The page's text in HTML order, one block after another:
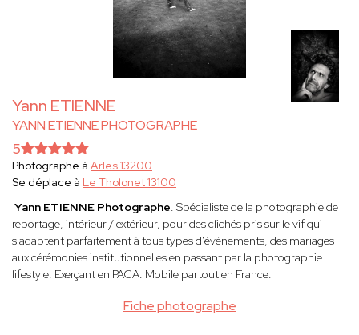
Yann ETIENNE
YANN ETIENNE PHOTOGRAPHE
Fiche photographe
5
Photographe à Arles 13200
Se déplace à Le Tholonet 13100
Yann ETIENNE Photographe. Spécialiste de la photographie de
reportage, intérieur / extérieur, pour des clichés pris sur le vif qui
s'adaptent parfaitement à tous types d'événements, des mariages
aux cérémonies institutionnelles en passant par la photographie
lifestyle. Exerçant en PACA. Mobile partout en France.